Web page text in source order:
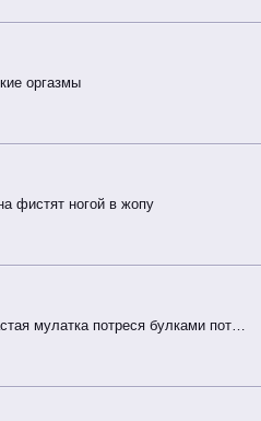
оргазмы
фистят ногой в жопу
мулатка потреся булками потеребила пизду